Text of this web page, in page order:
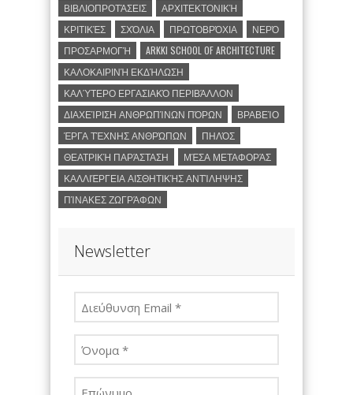
ΒΙΒΛΙΟΠΡΟΤΆΣΕΙΣ
ΑΡΧΙΤΕΚΤΟΝΙΚΉ
ΚΡΙΤΙΚΈΣ
ΣΧΌΛΙΑ ΠΡΩΤΟΒΡΌΧΙΑ
ΝΕΡΌ
ΠΡΟΣΑΡΜΟΓΉ
ARKKI SCHOOL OF ARCHITECTURE
ΚΑΛΟΚΑΙΡΙΝΉ ΕΚΔΉΛΩΣΗ
ΚΑΛΎΤΕΡΟ ΕΡΓΑΣΙΑΚΌ ΠΕΡΙΒΆΛΛΟΝ
ΔΙΑΧΕΊΡΙΣΗ ΑΝΘΡΩΠΊΝΩΝ ΠΌΡΩΝ
ΒΡΑΒΕΊΟ
ΈΡΓΑ ΤΈΧΝΗΣ ΑΝΘΡΏΠΩΝ
ΠΗΛΌΣ
ΘΕΑΤΡΙΚΉ ΠΑΡΆΣΤΑΣΗ
ΜΈΣΑ ΜΕΤΑΦΟΡΆΣ
ΚΑΛΛΙΈΡΓΕΙΑ ΑΙΣΘΗΤΙΚΉΣ ΑΝΤΊΛΗΨΗΣ
ΠΊΝΑΚΕΣ ΖΩΓΡΆΦΩΝ
Newsletter